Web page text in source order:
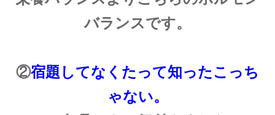
バランスです。
②宿題してなくたって知ったこっち
ゃない。